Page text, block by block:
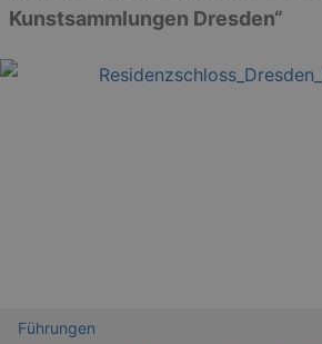
Kunstsammlungen Dresden“
Führungen